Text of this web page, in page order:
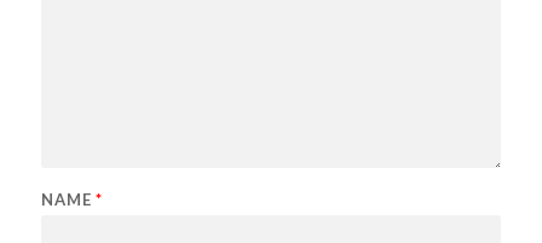
NAME *